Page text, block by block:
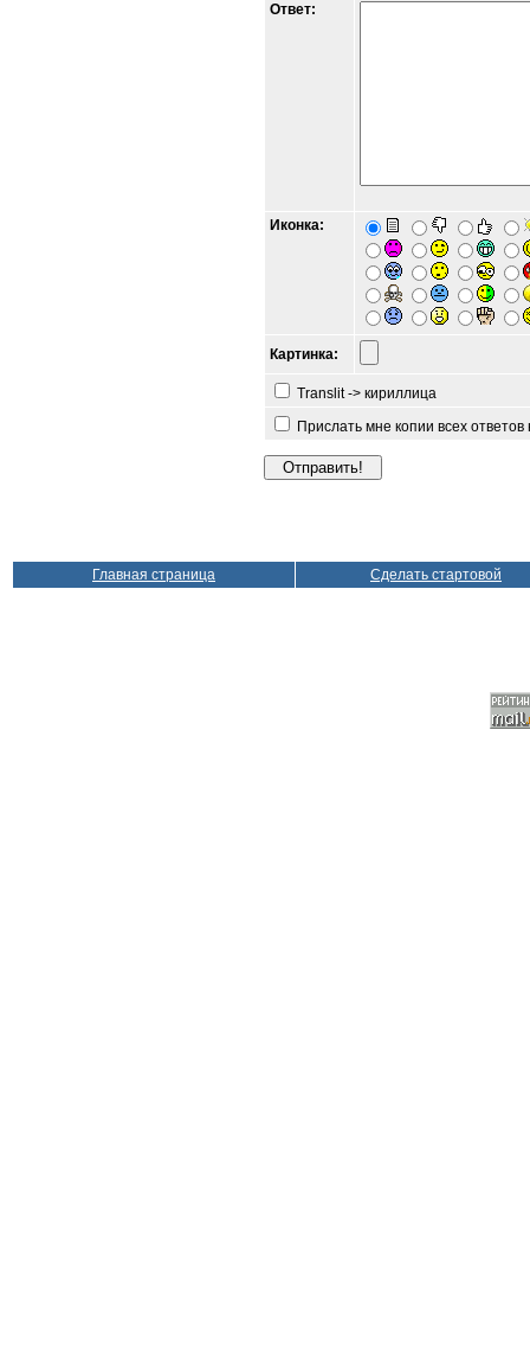
Ответ:
Иконка:
Картинка:
Translit -> кириллица
Прислать мне копии всех
Главная страница Сделать стартовой